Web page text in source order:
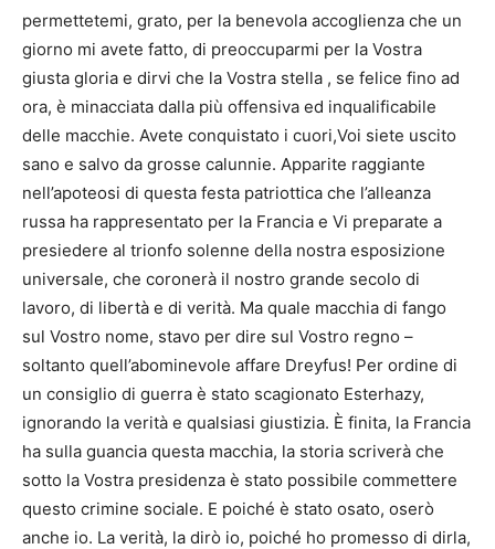
permettetemi, grato, per la benevola accoglienza che un
giorno mi avete fatto, di preoccuparmi per la Vostra
giusta gloria e dirvi che la Vostra stella , se felice fino ad
ora, è minacciata dalla più offensiva ed inqualificabile
delle macchie. Avete conquistato i cuori,Voi siete uscito
sano e salvo da grosse calunnie. Apparite raggiante
nell’apoteosi di questa festa patriottica che l’alleanza
russa ha rappresentato per la Francia e Vi preparate a
presiedere al trionfo solenne della nostra esposizione
universale, che coronerà il nostro grande secolo di
lavoro, di libertà e di verità. Ma quale macchia di fango
sul Vostro nome, stavo per dire sul Vostro regno –
soltanto quell’abominevole affare Dreyfus! Per ordine di
un consiglio di guerra è stato scagionato Esterhazy,
ignorando la verità e qualsiasi giustizia. È finita, la Francia
ha sulla guancia questa macchia, la storia scriverà che
sotto la Vostra presidenza è stato possibile commettere
questo crimine sociale. E poiché è stato osato, oserò
anche io. La verità, la dirò io, poiché ho promesso di dirla,